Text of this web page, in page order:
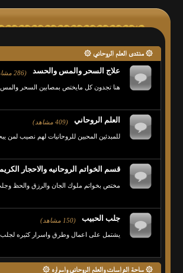
۞ منتدى العلم الروحاني ۞
علاج السحر والمس والحسد
(286 مشاهد)
هنا تجدون كل مايختص بمصابين السحر
العلم الروحاني
(409 مشاهد)
للمبدئين المحبين للروحانيات لهم نصيب لمن
قسم الخواتم الروحانيه والاحجار
مختص بخواتم ملوك الجان والرزق والحظ
جلب الحبيب
(150 مشاهد)
يشتمل على اعمال وطرق واسرار كثيره لجلب
۞ ساحة الدراسات والعلم الروحاني واسراره ۞